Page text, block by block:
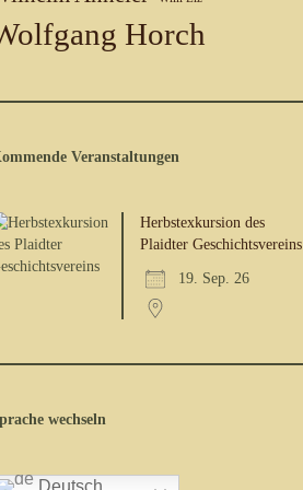
Horch
Veranstaltungen
Herbstexkursion des
Plaidter Geschichtsvereins
19. Sep. 26
wechseln